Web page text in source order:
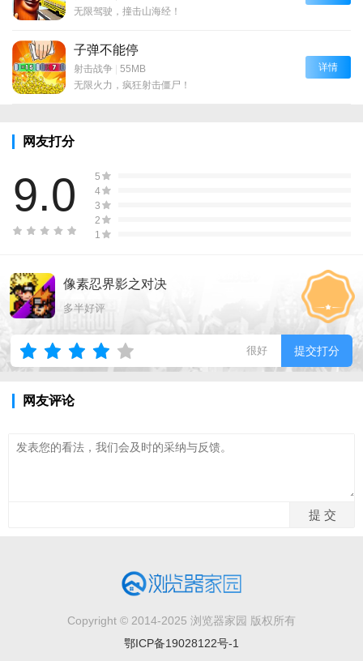
无限驾驶，撞击山海经！
子弹不能停
射击战争 | 55MB
无限火力，疯狂射击僵尸！
详情
网友打分
9.0
5
4
3
2
1
像素忍界影之对决
多半好评
很好 提交打分
网友评论
Copyright © 2014-2025 浏览器家园 版权所有
鄂ICP备19028122号-1